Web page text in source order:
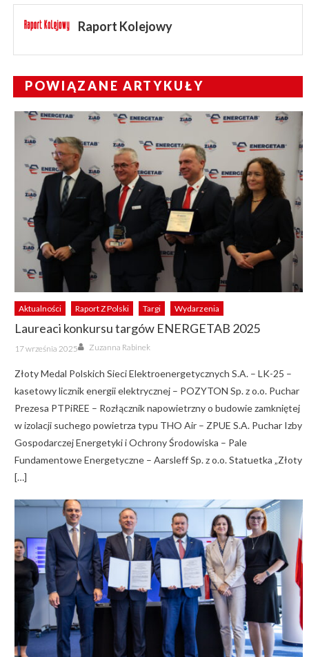
Raport Kolejowy
POWIĄZANE ARTYKUŁY
Aktualności Raport Z Polski Targi Wydarzenia
Laureaci konkursu targów ENERGETAB 2025
Posted
on
17 września 2025 Author
Zuzanna Rabinek
Złoty Medal Polskich Sieci Elektroenergetycznych S.A. – LK-25 –
kasetowy licznik energii elektrycznej – POZYTON Sp. z o.o. Puchar
Prezesa PTPiREE – Rozłącznik napowietrzny o budowie zamkniętej
w izolacji suchego powietrza typu THO Air – ZPUE S.A. Puchar Izby
Gospodarczej Energetyki i Ochrony Środowiska – Pale
Fundamentowe Energetyczne – Aarsleff Sp. z o.o. Statuetka „Złoty
[…]